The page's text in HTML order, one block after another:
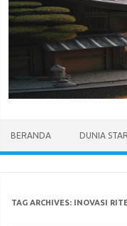
BERANDA DUNIA
TAG ARCHIVES: INOVASI